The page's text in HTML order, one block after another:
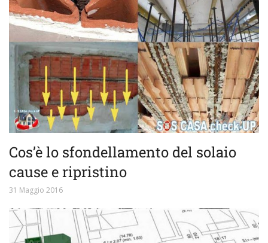
Cos’è lo sfondellamento del solaio
cause e ripristino
31 Maggio 2016